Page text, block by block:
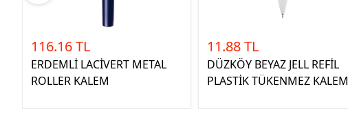
116.16 TL
ERDEMLİ LACİVERT METAL
ROLLER KALEM
11.88 TL
DÜZKÖY BEYAZ JELL REFİL
PLASTİK TÜKENMEZ KALEM